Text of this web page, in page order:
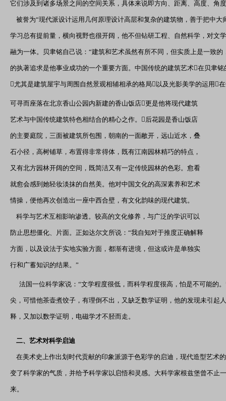
它们涉及到诸多场景之间的空间关系，具体来说即方向、距离、高度、角
被誉为“现代派设计运用几何原理设计高层和复杂的建筑物，善于把中
学习总有提前量，横向视野也很开阔，他不但钻研工程、自然科学，对文
融为一体。贝聿铭自己说：“建筑和艺术虽然有所不同，但实质上是一致
的执著追求是他事业成功的一个重要方面。中国传统的建筑艺术在贝聿
尤其是建筑屋宇与周围自然景观相辅相承的格局以及光影美学的运用
可寻而座落在北京香山公园内新建的香山饭店更是他将现代建筑
艺术与中国传统建筑特色相结合的精心之作。后花园是香山饭店
的主要庭院，三面被建筑所包围，朝南的一面敝开，远山近水，叠
石小径，高树铺草，布置得非常得体，既有江南园林精巧的特点，
又有北方园林开阔的空间，既简洁又有一定传统园林的色彩。愈看
就愈会感到她轻妆淡抹的自然美。他对中国文化的高深素养和艺术
情操，便他再次创造出一座中西合壁，有文化韵味的现代建筑。
科学与艺术互相影响渗透。较高的文化修养，与广泛的学识可以
防止思想僵化、片面。正如达尔文所说：“我自知对于推度正确解释
方面，以及设法于实地实验方面，都渐有进境，但这或许是单独实
行和广蓄知识的结果。”
法国一位科学家说：“文学程度很低，而科学程度很高，怕是不可能的
尖，可惜他茶壶煮饺子，有理倒不出，又缺乏数学证明，他的发现未引起
释，又加以数学证明，电磁学才不胫而走。
二、艺术对科学启迪
在美术史上作出划时代贡献的印象派源于色彩学的启迪，现代造型艺术
变了科学家的气质，并给予科学家以启悟和灵感。大科学家根兹堡曾不止
来。